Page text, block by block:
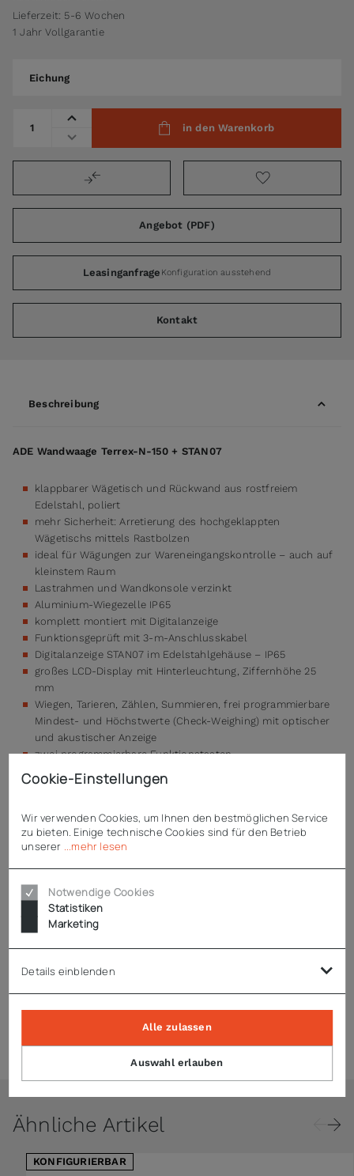
Lieferzeit: 5-6 Wochen
1 Jahr Vollgarantie
Eichung
in den Warenkorb
Angebot (PDF)
Leasinganfrage Konfiguration ausstehend
Kontakt
Beschreibung
ADE Wandwaage Terrex-N-150 + STAN07
klappbarer Wägetisch und Rückwand aus rostfreiem
Edelstahl, poliert
mehr Sicherheit: Arretierung des hochgeklappten
Wägetischs mittels Rastbolzen
ideal für Wägungen zur Wareneingangskontrolle – auch auf
kleinstem Raum
Lastrahmen und Wandkonsole verzinkt
Aluminium-Wiegezelle IP65
komplett montiert mit Digitalanzeige
Funktionsgeprüft mit 3-m-Anschlusskabel
Digitalanzeige STAN07 im Edelstahlgehäuse – IP65
großes LCD-Display mit Hinterleuchtung, Ziffernhöhe 25
mm
Wiegen, Tarieren, Zählen, Summieren, frei programmierbare
Mindest- und Höchstwerte (Check-Weighing) mit optischer
und akustischer Anzeige
zwei programmierbare Funktionstasten
jeweils 100 Speicherplätze für Check-Weighing-Gewichte,
Referenzgewichte und Check-Weighing im Zählbereich
Netzbetrieb (100 – 240V / 50 – 60Hz; integriertes Netzteil
mit 2 m Netzkabel)
Anzeige zur Tischaufstellung oder Wandmontage (inkl.
Wandhalterung)
Voraussetzung ist die Tragfähigkeit der Wand
Eichung wahlweise (nachträglich nicht möglich)
Technische Daten
Ähnliche Artikel
KONFIGURIERBAR
Cookie-Einstellungen
Wir verwenden Cookies, um Ihnen den bestmöglichen Service
zu bieten. Einige technische Cookies sind für den Betrieb
unserer
...mehr lesen
Notwendige Cookies
Statistiken
Marketing
Details einblenden
Auswahl erlauben
Alle zulassen